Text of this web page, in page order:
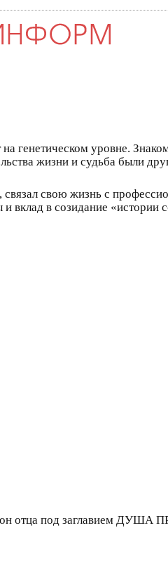
генетическом уровне.
жизни и судьба были
свою жизнь с
вклад в созидание «истории
отца под заглавием